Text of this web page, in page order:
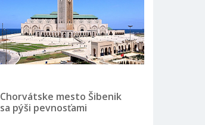
Chorvátske mesto Šibenik
sa pýši pevnosťami